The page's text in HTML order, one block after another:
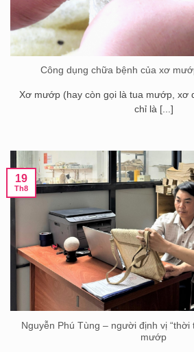
Công dụng chữa bệnh của xơ
Xơ mướp (hay còn gọi là tua mướp, xơ
chỉ là [...]
Nguyễn Phú Tùng – người định vị “thời
mướp
19
Th8